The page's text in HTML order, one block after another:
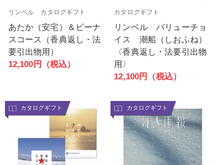
リンベル カタログギフト
あたか（安宅）＆ビーナ
スコース（香典返し・法
要引出物用）
12,100円（税込）
カタログギフト
リンベル バリューチョ
イス 潮船（しおふね）
〈香典返し・法要引出物
用〉
12,100円（税込）
カタログギフト カタログギフト